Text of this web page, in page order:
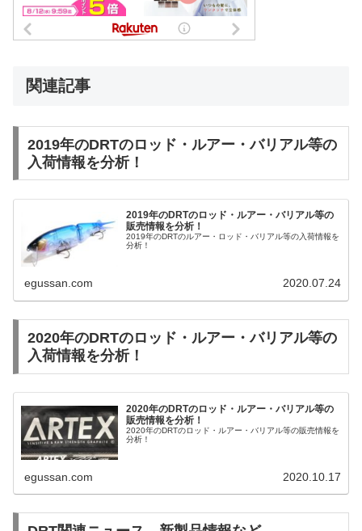
関連記事
2019年のDRTのロッド・ルアー・バリアル等の
入荷情報を分析！
2019年のDRTのロッド・ルアー・バリアル等の
販売情報を分析！
2019年のDRTのルアー・ロッド・バリアル等の入荷情報を
分析！
egussan.com 2020.07.24
2020年のDRTのロッド・ルアー・バリアル等の
入荷情報を分析！
2020年のDRTのロッド・ルアー・バリアル等の
販売情報を分析！
2020年のDRTのロッド・ルアー・バリアル等の販売情報を
分析！
egussan.com 2020.10.17